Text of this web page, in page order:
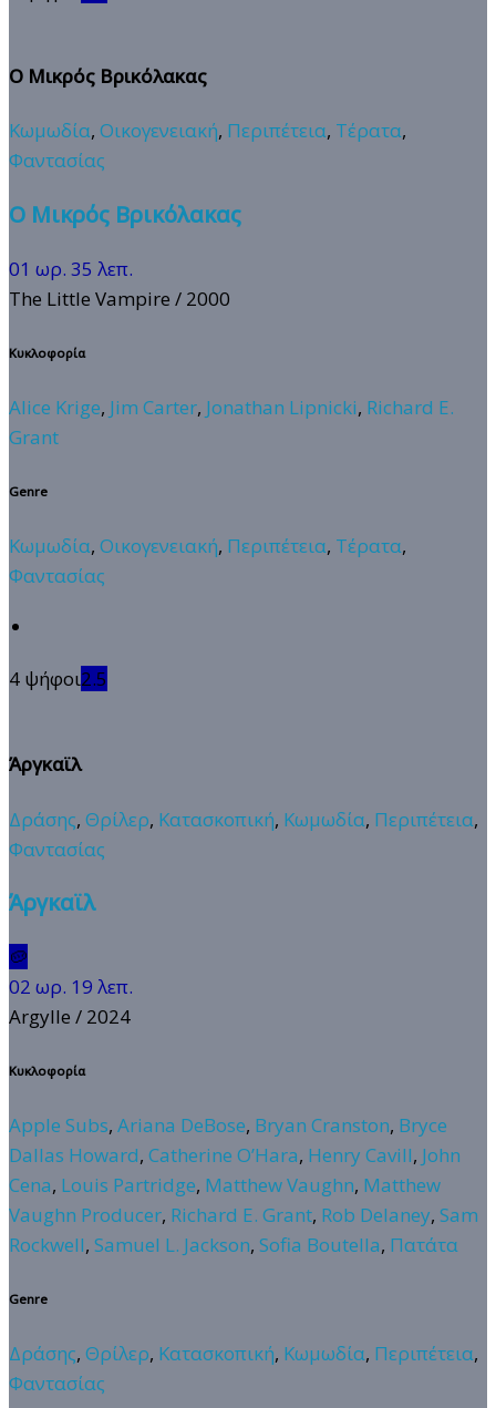
Ο Μικρός Βρικόλακας
Κωμωδία, Οικογενειακή, Περιπέτεια, Τέρατα,
Φαντασίας
Ο Μικρός Βρικόλακας
01 ωρ. 35 λεπ.
The Little Vampire / 2000
Κυκλοφορία
Alice Krige, Jim Carter, Jonathan Lipnicki, Richard E.
Grant
Genre
Κωμωδία, Οικογενειακή, Περιπέτεια, Τέρατα,
Φαντασίας
4 ψήφοι2.5
Άργκαϊλ
Δράσης, Θρίλερ, Κατασκοπική, Κωμωδία, Περιπέτεια,
Φαντασίας
Άργκαϊλ
🥔
02 ωρ. 19 λεπ.
Argylle / 2024
Κυκλοφορία
Apple Subs, Ariana DeBose, Bryan Cranston, Bryce
Dallas Howard, Catherine O’Hara, Henry Cavill, John
Cena, Louis Partridge, Matthew Vaughn, Matthew
Vaughn Producer, Richard E. Grant, Rob Delaney, Sam
Rockwell, Samuel L. Jackson, Sofia Boutella, Πατάτα
Genre
Δράσης, Θρίλερ, Κατασκοπική, Κωμωδία, Περιπέτεια,
Φαντασίας